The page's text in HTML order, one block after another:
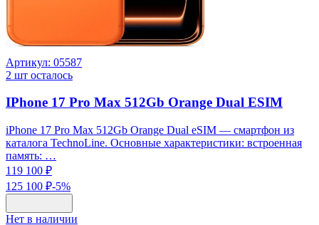
Артикул: 05587
2 шт осталось
IPhone 17 Pro Max 512Gb Orange Dual ESIM
iPhone 17 Pro Max 512Gb Orange Dual eSIM — смартфон из
каталога TechnoLine. Основные характеристики: встроенная
память: …
119 100 ₽
125 100 ₽-5%
Нет в наличии